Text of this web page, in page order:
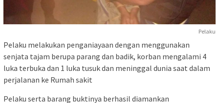
Pelaku
Pelaku melakukan penganiayaan dengan menggunakan
senjata tajam berupa parang dan badik, korban mengalami 4
luka terbuka dan 1 luka tusuk dan meninggal dunia saat dalam
perjalanan ke Rumah sakit
Pelaku serta barang buktinya berhasil diamankan